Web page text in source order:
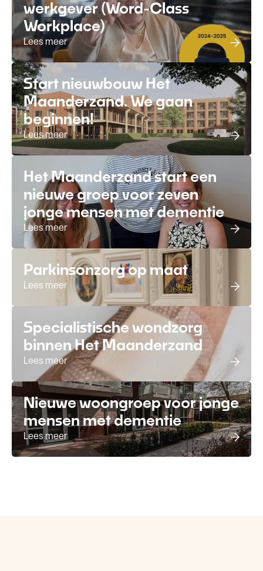
werkgever (Word-Class
Workplace)
Lees meer
Start nieuwbouw Het
Maanderzand. We gaan
beginnen!
Lees meer
Het Maanderzand start een
nieuwe groep voor zeven
jonge mensen met dementie
Lees meer
Parkinsonzorg op maat
Lees meer
Specialistische wondzorg
binnen Het Maanderzand
Lees meer
Nieuwe woongroep voor jonge
mensen met dementie
Lees meer